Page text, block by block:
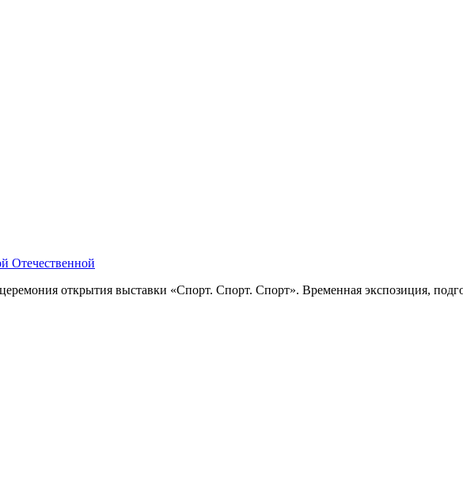
Отечественной
открытия выставки «Спорт. Спорт. Спорт». Временная экспозиция,